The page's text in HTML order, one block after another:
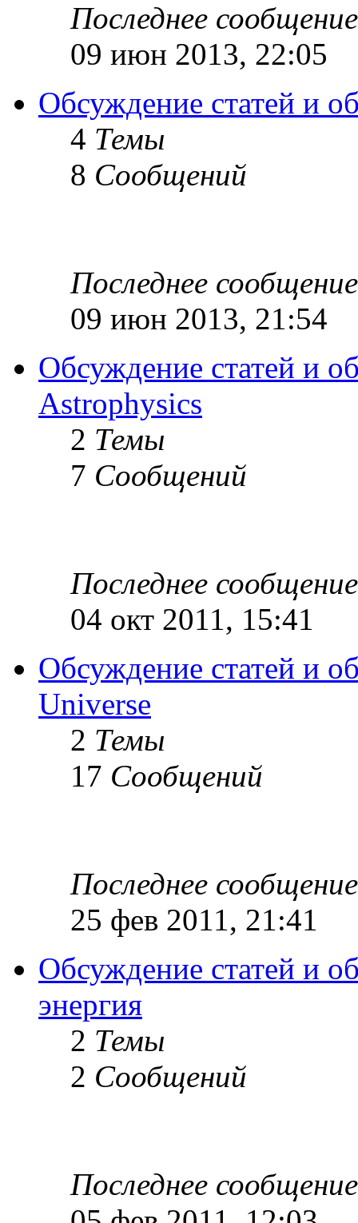
Последнее сообщение
09 июн 2013, 22:05
Обсуждение статей и
4 Темы
8 Сообщений
Последнее сообщение
09 июн 2013, 21:54
Обсуждение статей и
Astrophysics
2 Темы
7 Сообщений
Последнее сообщение
04 окт 2011, 15:41
Обсуждение статей и
Universe
2 Темы
17 Сообщений
Последнее сообщение
25 фев 2011, 21:41
Обсуждение статей и
энергия
2 Темы
2 Сообщений
Последнее сообщение